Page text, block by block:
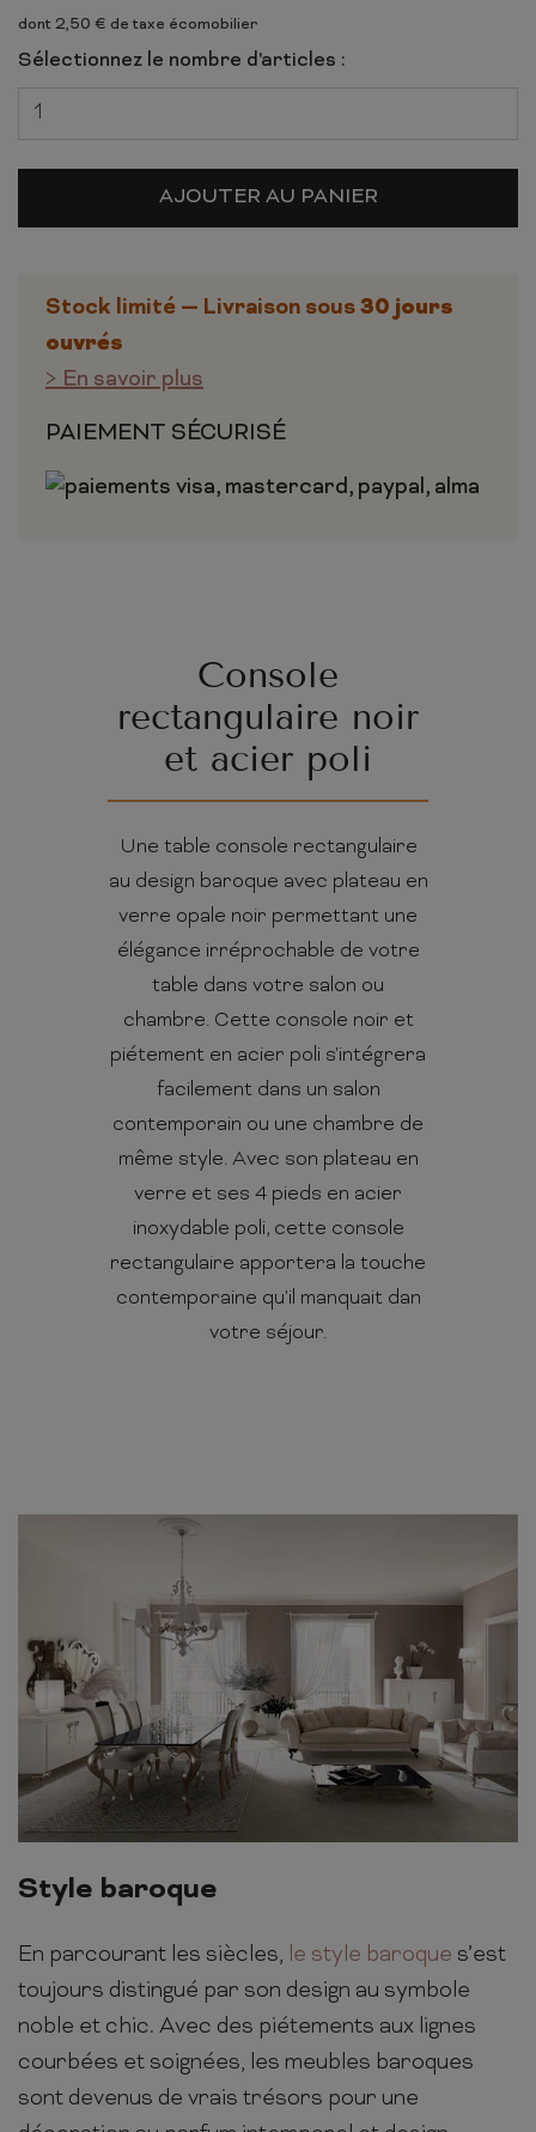
dont 2,50 € de taxe écomobilier
Sélectionnez le nombre d'articles :
AJOUTER AU PANIER
Stock limité — Livraison sous30 jours
ouvrés
> En savoir plus
PAIEMENT SÉCURISÉ
Console
rectangulaire noir
et acier poli
Une table console rectangulaire
au design baroque avec plateau en
verre opale noir permettant une
élégance irréprochable de votre
table dans votre salon ou
chambre. Cette console noir et
piétement en acier poli s'intégrera
facilement dans un salon
contemporain ou une chambre de
même style. Avec son plateau en
verre et ses 4 pieds en acier
inoxydable poli, cette console
rectangulaire apportera la touche
contemporaine qu'il manquait dan
votre séjour.
Style baroque
En parcourant les siècles, le style baroque s’est
toujours distingué par son design au symbole
noble et chic. Avec des piétements aux lignes
courbées et soignées, les meubles baroques
sont devenus de vrais trésors pour une